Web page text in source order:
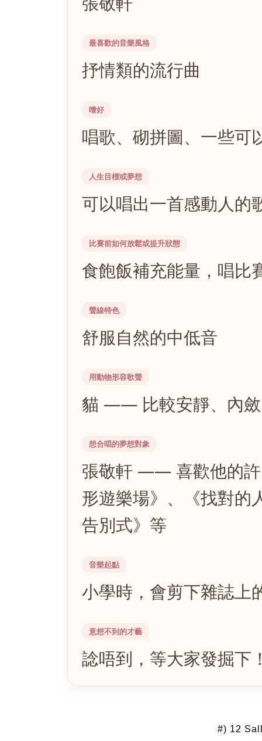
最喜歡的音樂風格
抒情類的流行曲
嗜好
唱歌、砌拼圖、一些可
人生目標或夢想
可以唱出一首感動人的
比賽前如何放鬆或提升狀態
食飽飯補充能量，唱比
聲線特色
舒服自然的中低音
用動物形容歌聲
貓 —— 比較安靜、內
想合唱的夢想對象
張敬軒 —— 喜歡他的許
形遊樂場》、《找對的
告別式》等
音樂起點
小學時，會剪下雜誌上
意想不到的才藝
諗唔到，等大家發掘下
#) 12